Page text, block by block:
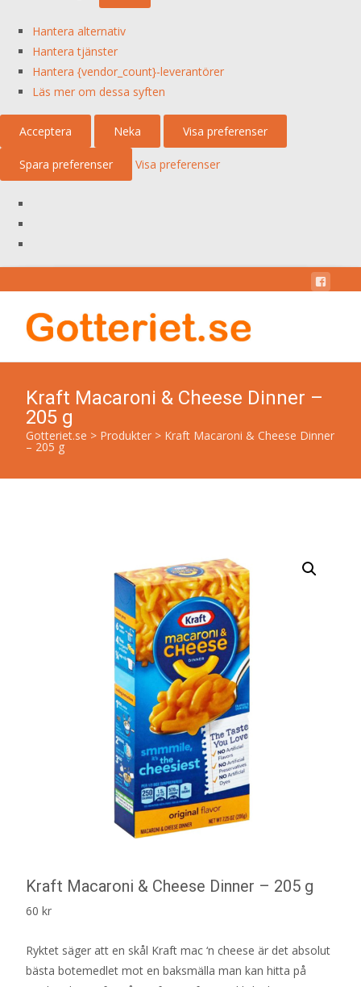
Hantera alternativ
Hantera tjänster
Hantera {vendor_count}-leverantörer
Läs mer om dessa syften
Acceptera Neka Visa preferenser
Spara preferenser Visa preferenser
Kraft Macaroni & Cheese Dinner –
205 g
Gotteriet.se > Produkter > Kraft Macaroni & Cheese Dinner
– 205 g
Kraft Macaroni & Cheese Dinner – 205 g
60 kr
Ryktet säger att en skål Kraft mac ‘n cheese är det absolut
bästa botemedlet mot en baksmälla man kan hitta på